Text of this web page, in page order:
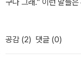
이 아니라 무엇을 읽건
다. 나에게도 진정한 독
담겨있는 삶을 통해 나
으로 인한 조바심과 함
이것이 내가 죽을때까
래서 행복한 이유이기도
구나 그래.” 이런 말들
편없는 짓도 하지만, 그
서 그 질문에 충실하고
공감 (2) 댓글 (0)